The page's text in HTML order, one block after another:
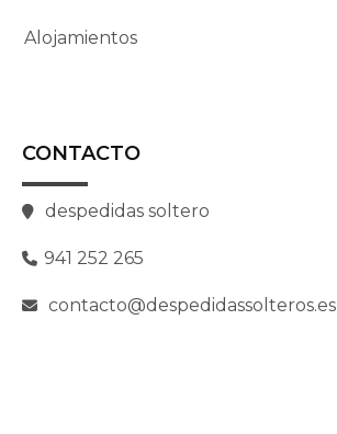
Alojamientos
CONTACTO
despedidas soltero
941 252 265
contacto@despedidassolteros.es